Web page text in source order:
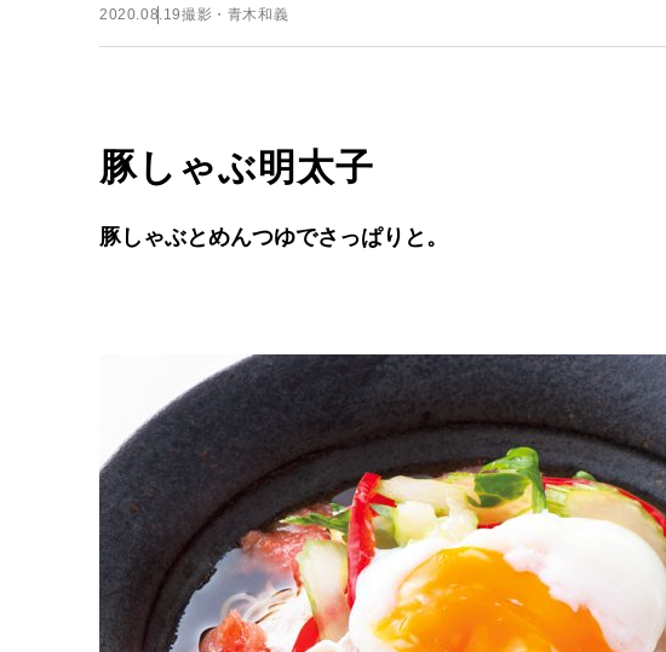
2020.08.19撮影・青木和義
豚しゃぶ明太子
豚しゃぶとめんつゆでさっぱりと。